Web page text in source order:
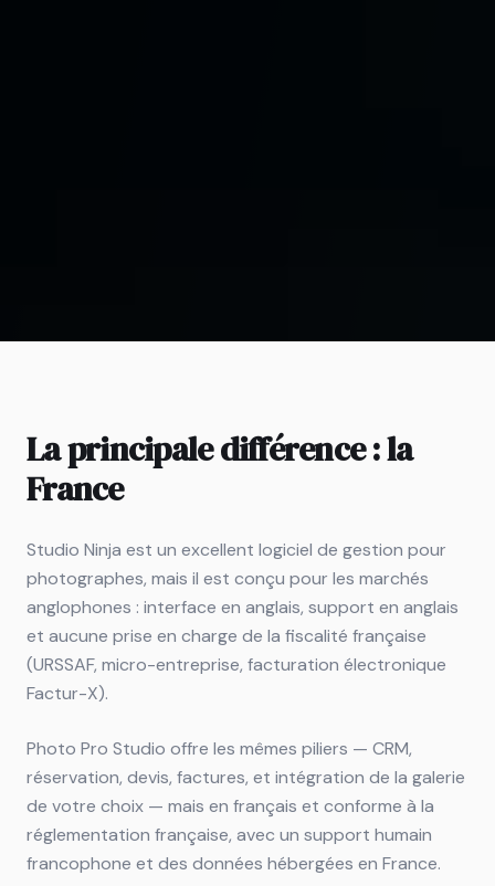
La principale différence : la
France
Studio Ninja est un excellent logiciel de gestion pour
photographes, mais il est conçu pour les marchés
anglophones : interface en anglais, support en anglais
et aucune prise en charge de la fiscalité française
(URSSAF, micro-entreprise, facturation électronique
Factur-X).
Photo Pro Studio offre les mêmes piliers — CRM,
réservation, devis, factures, et intégration de la galerie
de votre choix — mais en français et conforme à la
réglementation française, avec un support humain
francophone et des données hébergées en France.